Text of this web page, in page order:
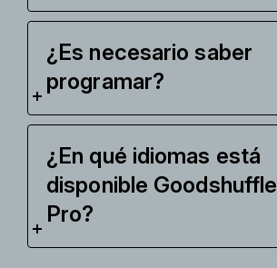
¿Es necesario saber
programar?
¿En qué idiomas está
disponible Goodshuffle
Pro?